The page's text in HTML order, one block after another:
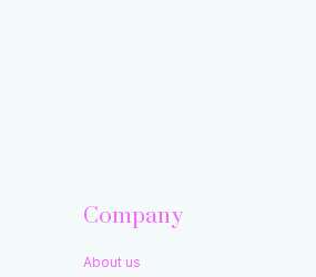
Company
About us